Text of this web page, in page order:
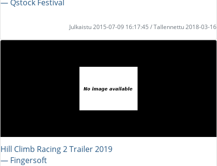
― Qstock Festival
Julkaistu 2015-07-09 16:17:45 / Tallennettu 2018-03-16
Hill Climb Racing 2 Trailer 2019
― Fingersoft